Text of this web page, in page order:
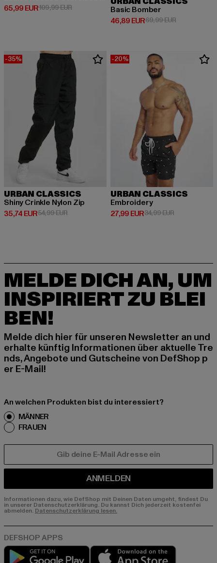
65,99 EUR
Derzeitiger Preis: 65,99 EUR
109,99 EURAktionspreis: 109,99 EUR
Basic Bomber
46,89 EUR
Derzeitiger Preis: 46,89 EUR
69,99 EURAktionspreis:
-35%
URBAN CLASSICS
Shiny Crinkle Nylon Zip
35,74 EUR
Derzeitiger Preis: 35,74 EUR
54,99 EURAktionspreis: 54,99 EUR
-20%
URBAN CLASSICS
Embroidery
27,99 EUR
Derzeitiger Preis: 27,99 EUR
34,99 EURAktionspreis:
MELDE DICH AN, UM
INSPIRIERT ZU BLEI
BEN!
Melde dich hier für unseren Newsletter an und
erhalte künftig Informationen über aktuelle Tre
nds, Angebote und Gutscheine von DefShop p
er E-Mail!
An welchen Produkten bist du interessiert?
MÄNNER
FRAUEN
ANMELDEN
Informationen dazu, wie DefShop mit Deinen Daten umgeht, findest Du
in unserer Datenschutzerklärung. Du kannst Dich jederzeit kostenfei
abmelden. Datenschutzerklärung lesen.
Play market